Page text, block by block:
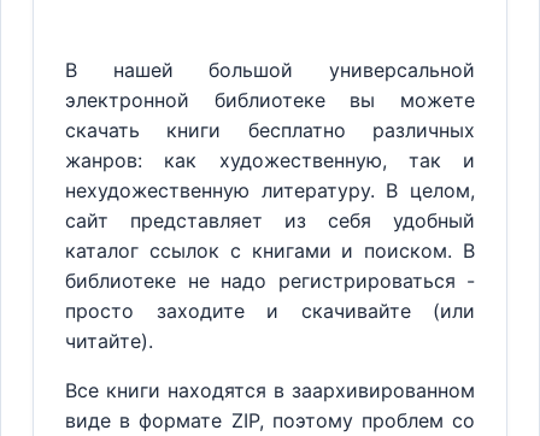
В нашей большой универсальной
электронной библиотеке вы можете
скачать книги бесплатно различных
жанров: как художественную, так и
нехудожественную литературу. В целом,
сайт представляет из себя удобный
каталог ссылок с книгами и поиском. В
библиотеке не надо регистрироваться -
просто заходите и скачивайте (или
читайте).
Все книги находятся в заархивированном
виде в формате ZIP, поэтому проблем со